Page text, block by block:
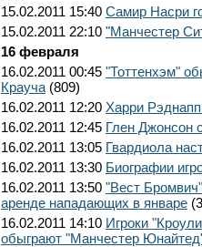
15.02.2011 15:40 Самир Насри
15.02.2011 22:10 "Манчестер
16 февраля
16.02.2011 00:45 "Тоттенхэм"
Крауча (809)
16.02.2011 12:20 Харри
16.02.2011 12:45 Глен Джонсон
16.02.2011 13:05 Гвардиола
16.02.2011 13:30 Биографии
16.02.2011 13:50 "Вест
аренде нападающих в январе
16.02.2011 14:10 Игроки
обыграют "Манчестер